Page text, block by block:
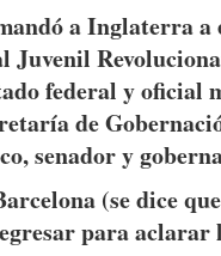
a Inglaterra
federal y oficial
de
senador y
(se dice
para aclarar